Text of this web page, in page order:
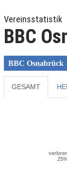
Vereinsstatistik
BBC
BBC Osnabrück
GESAMT